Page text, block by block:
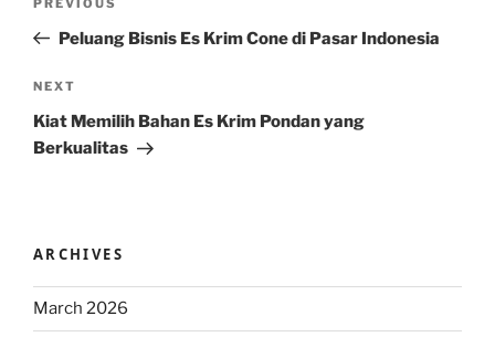
Previous
PostPeluang Bisnis Es Krim Cone di Pasar Indonesia
Next
Post
NEXT
Kiat Memilih Bahan Es Krim Pondan yang
Berkualitas
ARCHIVES
March 2026